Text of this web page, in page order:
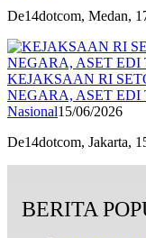
De14dotcom, Medan,
KEJAKSAAN RI
NEGARA, ASET
Nasional15/06/2026
De14dotcom, Jakarta,
BERITA